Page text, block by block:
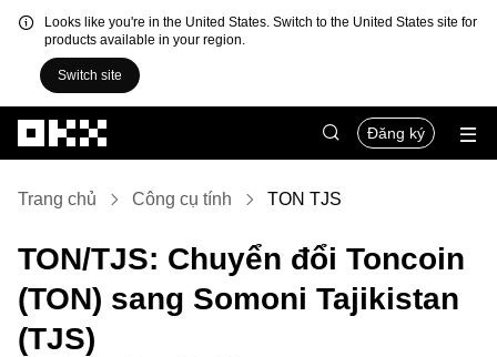
Looks like you're in the United States. Switch to the United States site for
products available in your region.
Switch site
Đăng ký
Trang chủ Công cụ tính TON TJS
TON/TJS: Chuyển đổi Toncoin
(TON) sang Somoni Tajikistan
(TJS)